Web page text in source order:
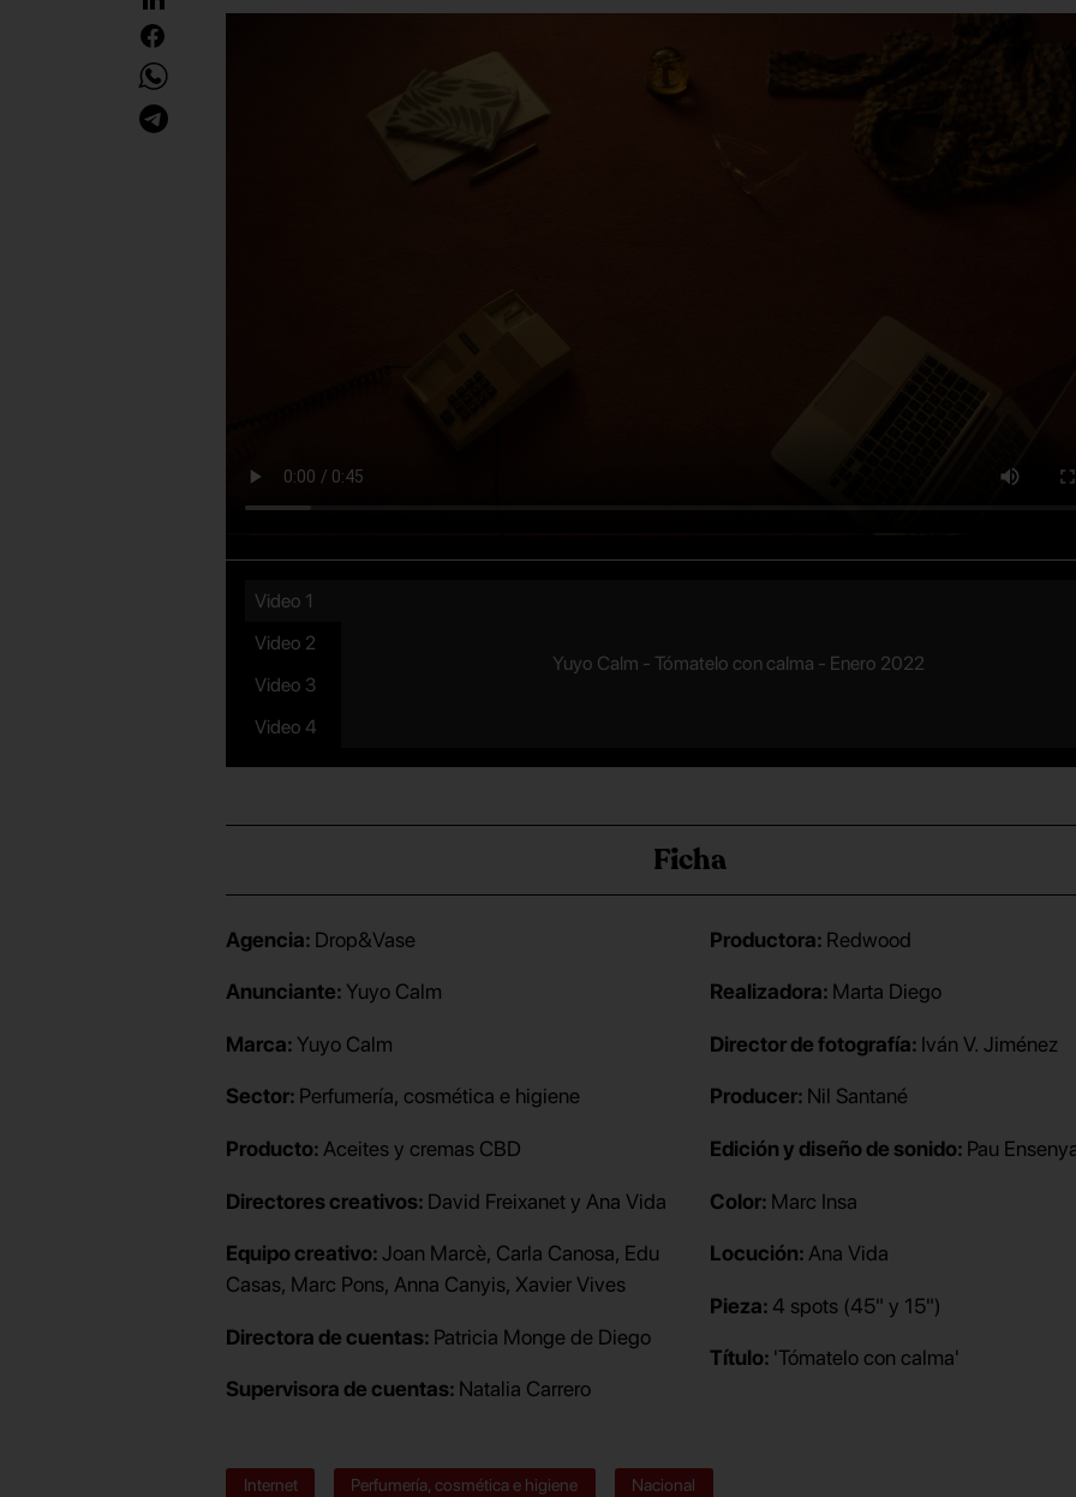
Video 1
Video 2
Video 3
Video 4
Yuyo Calm - Tómatelo con calma - Enero 2022
Ficha
Agencia: Drop&Vase
Anunciante: Yuyo Calm
Marca: Yuyo Calm
Sector: Perfumería, cosmética e higiene
Producto: Aceites y cremas CBD
Directores creativos: David Freixanet y Ana Vida
Equipo creativo:Joan Marcè, Carla Canosa, Edu
Casas, Marc Pons, Anna Canyis, Xavier Vives
Directora de cuentas: Patricia Monge de Diego
Supervisora de cuentas: Natalia Carrero
Productora: Redwood
Realizadora: Marta Diego
Director de fotografía: Iván V. Jiménez
Producer: Nil Santané
Edición y diseño de sonido: Pau
Color: Marc Insa
Locución:Ana Vida
Pieza: 4 spots (45" y 15")
Título: 'Tómatelo con calma'
Internet Perfumería, cosmética e higiene Nacional